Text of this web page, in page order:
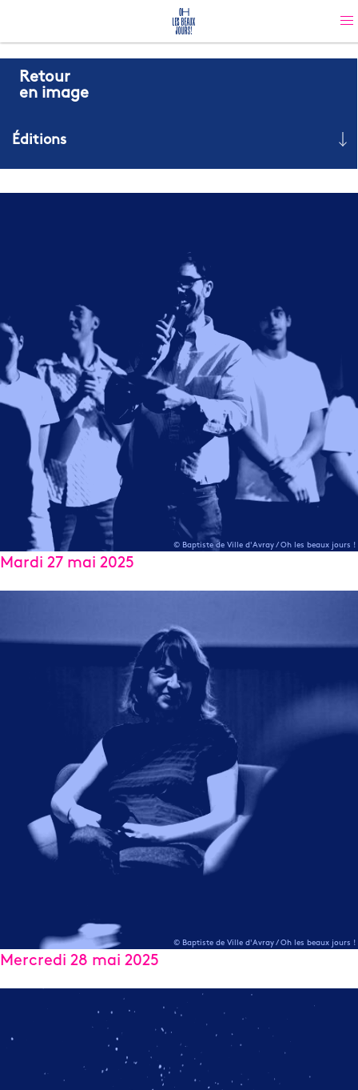
Retour
en image
Éditions
© Baptiste de Ville d'Avray / Oh les beaux jours !
Mardi 27 mai 2025
© Baptiste de Ville d'Avray / Oh les beaux jours !
Mercredi 28 mai 2025